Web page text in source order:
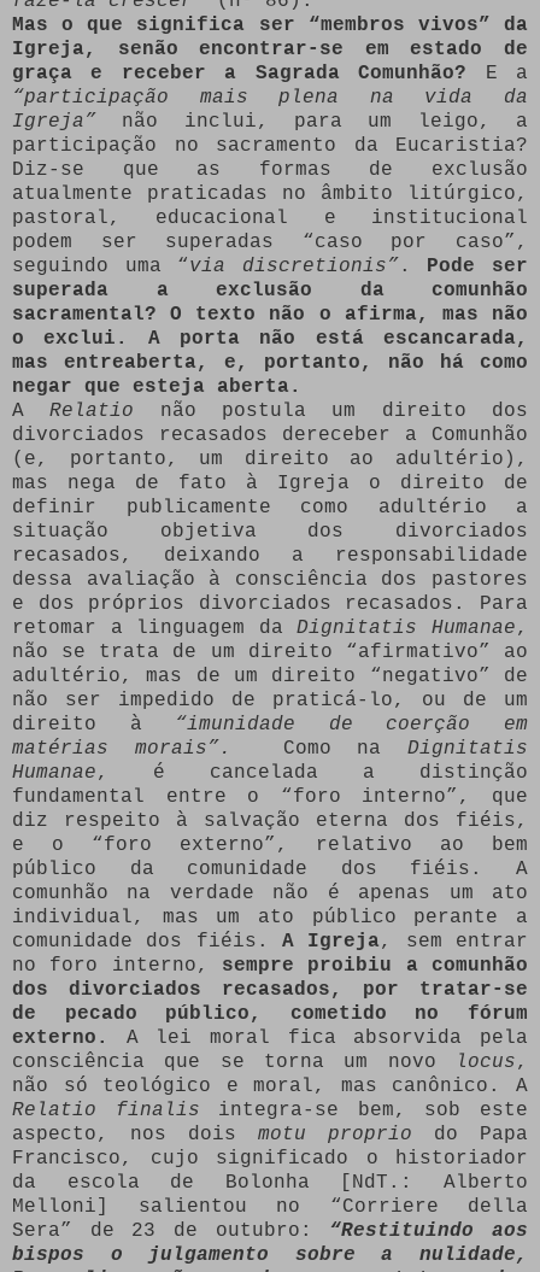
Mas o que significa ser “membros vivos” da
Igreja, senão encontrar-se em estado de
graça e receber a Sagrada Comunhão? E a
“participação mais plena na vida da
Igreja” não inclui, para um leigo, a
participação no sacramento da Eucaristia?
Diz-se que as formas de exclusão
atualmente praticadas no âmbito litúrgico,
pastoral, educacional e institucional
podem ser superadas “caso por caso”,
seguindo uma “via discretionis” . Pode ser
superada a exclusão da comunhão
sacramental? O texto não o afirma, mas não
o exclui. A porta não está escancarada,
mas entreaberta, e, portanto, não há como
negar que esteja aberta.
ARelatio não postula um direito dos
divorciados recasados de ​​receber a Comunhão
(e, portanto, um direito ao adultério),
mas nega de fato à Igreja o direito de
definir publicamente como adultério a
situação objetiva dos divorciados
recasados, deixando a responsabilidade
dessa avaliação à consciência dos pastores
e dos próprios divorciados recasados. Para
retomar a linguagem daDignitatis Humanae,
não se trata de um direito “afirmativo” ao
adultério, mas de um direito “negativo” de
não ser impedido de praticá-lo, ou de um
direito à “imunidade de coerção em
matérias morais”.
Como naDignitatis
Humanae, é cancelada a distinção
fundamental entre o “foro interno”, que
diz respeito à salvação eterna dos fiéis,
e o “foro externo”, relativo ao bem
público da comunidade dos fiéis. A
comunhão na verdade não é apenas um ato
individual, mas um ato público perante a
comunidade dos fiéis. A Igreja, sem entrar
no foro interno, sempre proibiu a comunhão
dos divorciados recasados, por tratar-se
de pecado público, cometido no fórum
externo.
A lei moral fica absorvida pela
consciência que se torna um novo
locus,
não só teológico e moral, mas canônico. A
Relatio finalis integra-se bem, sob este
aspecto, nos dois motu proprio do Papa
Francisco, cujo significado o historiador
da escola de Bolonha [NdT.: Alberto
Melloni] salientou no “Corriere della
Sera” de 23 de outubro: “Restituindo aos
bispos o julgamento sobre a nulidade,